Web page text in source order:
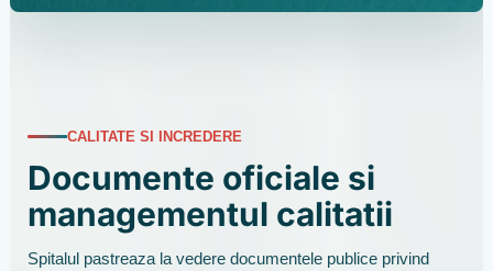
CALITATE SI INCREDERE
Documente oficiale si
managementul calitatii
Spitalul pastreaza la vedere documentele publice privind